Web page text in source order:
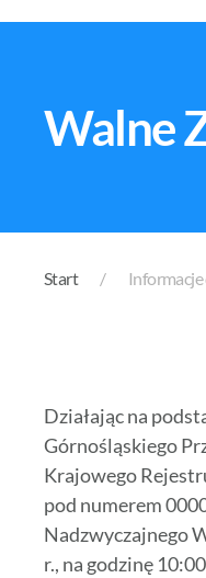
Walne
Start
Działając na
Górnośląskiego
Krajowego
pod numerem
Nadzwyczajnego
r., na godzinę